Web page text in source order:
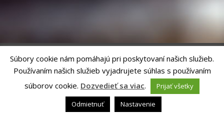
Šport
Sociálne služby
NEWSLETTER MESTA LEVOČA
RiešenieANTIK SMART CITY
| Technický prevádzkovateľ – MVI
Technology, s.r.o.
Správca webového sídla: Mesto Levoča, Námestie Majstra Pavla 4, 054 01
webmaster@levoca.sk|Vyhlásenie o prístupnosti
Súbory cookie nám pomáhajú pri poskytovaní našich služieb.
Používaním našich služieb vyjadrujete súhlas s používaním
súborov cookie. Dozvedieť sa viac.
Prijať všetky
Odmietnuť
Nastavenie